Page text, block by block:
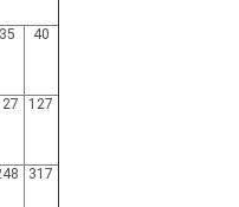
35 40
127
317